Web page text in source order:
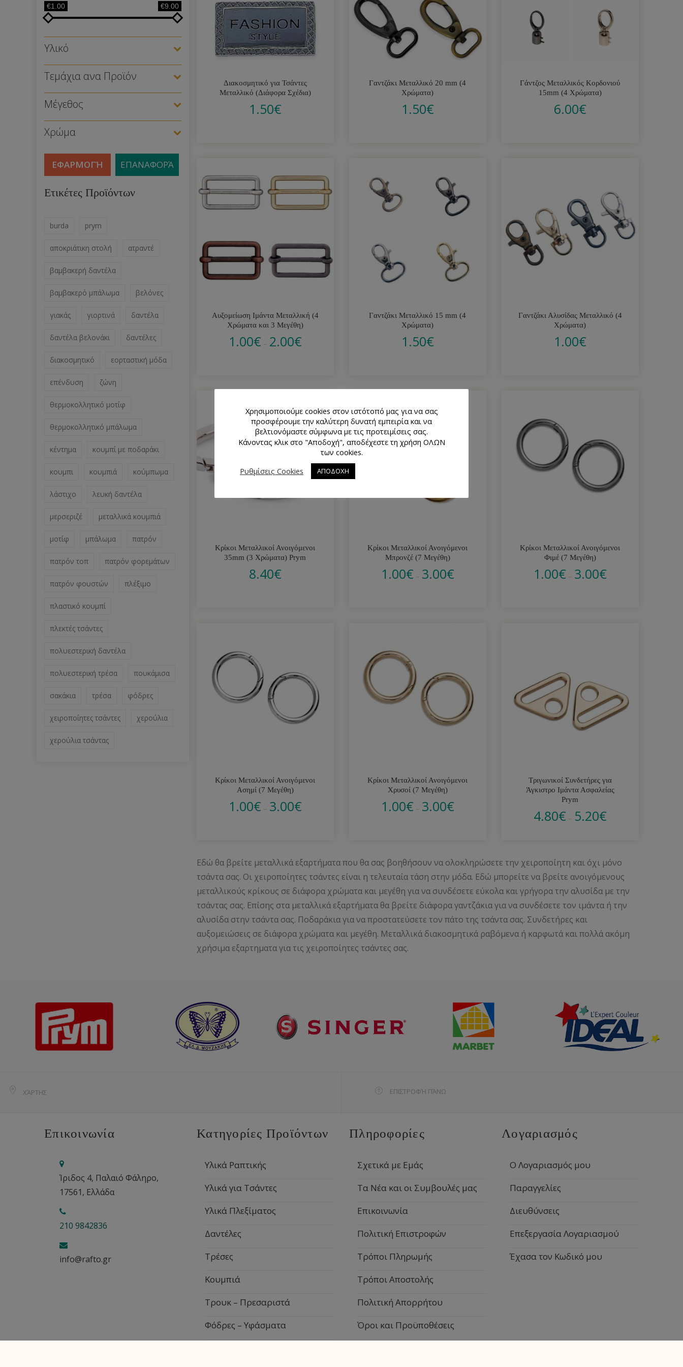
€1.00 €9.00
Υλικό
Τεμάχια ανα Προϊόν
Μέγεθος
Χρώμα
ΕΦΑΡΜΟΓΉ ΕΠΑΝΑΦΟΡΆ
Ετικέτες Προϊόντων
burda prym
αποκριάτικη στολή ατραντέ
βαμβακερή δαντέλα
βαμβακερό μπάλωμα βελόνες
γιακάς γιορτινά δαντέλα
δαντέλα βελονάκι δαντέλες
διακοσμητικό εορταστική μόδα
επένδυση ζώνη
θερμοκολλητικό μοτίφ
θερμοκολλητικό μπάλωμα
κέντημα κουμπί με ποδαράκι
κουμπι κουμπιά κούμπωμα
λάστιχο λευκή δαντέλα
μερσεριζέ μεταλλικά κουμπιά
μοτίφ μπάλωμα πατρόν
πατρόν τοπ πατρόν φορεμάτων
πατρόν φουστών πλέξιμο
πλαστικό κουμπί
πλεκτές τσάντες
πολυεστερική δαντέλα
πολυεστερική τρέσα πουκάμισα
σακάκια τρέσα φόδρες
χειροποίητες τσάντες χερούλια
χερούλια τσάντας
Διακοσμητικό για Τσάντες
Μεταλλικό (Διάφορα Σχέδια)
1.50€
Γαντζάκι Μεταλλικό 20 mm (4
Χρώματα)
1.50€
Γάντζος Μεταλλικός Κορδονιού
15mm (4 Χρώματα)
6.00€
Αυξομείωση Ιμάντα Μεταλλική (4
Χρώματα και 3 Μεγέθη)
1.00€ – 2.00€
Γαντζάκι Μεταλλικό 15 mm (4
Χρώματα)
1.50€
Γαντζάκι Αλυσίδας Μεταλλικό (4
Χρώματα)
1.00€
Κρίκοι Μεταλλικοί Ανοιγόμενοι
35mm (3 Χρώματα) Prym
8.40€
Κρίκοι Μεταλλικοί Ανοιγόμενοι
Μπρονζέ (7 Μεγέθη)
1.00€ – 3.00€
Κρίκοι Μεταλλικοί Ανοιγόμενοι
Φιμέ (7 Μεγέθη)
1.00€ – 3.00€
Κρίκοι Μεταλλικοί Ανοιγόμενοι
Ασημί (7 Μεγέθη)
1.00€ – 3.00€
Κρίκοι Μεταλλικοί Ανοιγόμενοι
Χρυσοί (7 Μεγέθη)
1.00€ – 3.00€
Τριγωνικοί Συνδετήρες για
Άγκιστρο Ιμάντα Ασφαλείας
Prym
4.80€ – 5.20€
Εδώ θα βρείτε μεταλλικά εξαρτήματα που θα σας βοηθήσουν να ολοκληρώσετε την χειροποίητη και όχι μόνο
τσάντα σας. Οι χειροποίητες τσάντες είναι η τελευταία τάση στην μόδα. Εδώ μπορείτε να βρείτε ανοιγόμενους
μεταλλικούς κρίκους σε διάφορα χρώματα και μεγέθη για να συνδέσετε εύκολα και γρήγορα την αλυσίδα με την
τσάντας σας. Επίσης στα μεταλλικά εξαρτήματα θα βρείτε διάφορα γαντζάκια για να συνδέσετε τον ιμάντα ή την
αλυσίδα στην τσάντα σας. Ποδαράκια για να προστατεύσετε τον πάτο της τσάντα σας. Συνδετήρες και
αυξομειώσεις σε διάφορα χρώματα και μεγέθη. Μεταλλικά διακοσμητικά ραβόμενα ή καρφωτά και πολλά ακόμη
χρήσιμα εξαρτηματα για τις χειροποίητες τσάντες σας.
ΧΆΡΤΗΣ ΕΠΙΣΤΡΟΦΉ ΠΆΝΩ
Επικοινωνία
Ίριδος 4, Παλαιό Φάληρο,
17561, Ελλάδα
210 9842836
info@rafto.gr
Κατηγορίες Προϊόντων
Υλικά Ραπτικής
Υλικά για Τσάντες
Υλικά Πλεξίματος
Δαντέλες
Τρέσες
Κουμπιά
Τρουκ – Πρεσαριστά
Φόδρες – Υφάσματα
Πληροφορίες
Σχετικά με Εμάς
Τα Νέα και οι Συμβουλές μας
Επικοινωνία
Πολιτική Επιστροφών
Τρόποι Πληρωμής
Τρόποι Αποστολής
Πολιτική Απορρήτου
Όροι και Προϋποθέσεις
Λογαριασμός
Ο Λογαριασμός μου
Παραγγελίες
Διευθύνσεις
Επεξεργασία Λογαριασμού
Έχασα τον Κωδικό μου
Χρησιμοποιούμε cookies στον ιστότοπό μας για να σας
προσφέρουμε την καλύτερη δυνατή εμπειρία και να
βελτιονόμαστε σύμφωνα με τις προτειμίσεις σας.
Κάνοντας κλικ στο "Αποδοχή", αποδέχεστε τη χρήση ΟΛΩΝ
των cookies.
Ρυθμίσεις Cookies
ΑΠΟΔΟΧΗ